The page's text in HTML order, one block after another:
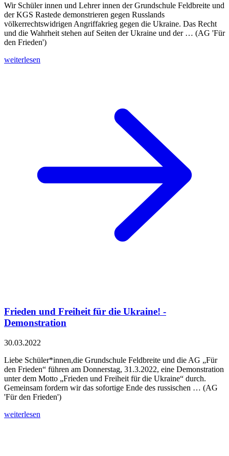
Wir Schüler innen und Lehrer innen der Grundschule Feldbreite und
der KGS Rastede demonstrieren gegen Russlands
völkerrechtswidrigen Angriffakrieg gegen die Ukraine. Das Recht
und die Wahrheit stehen auf Seiten der Ukraine und der … (AG 'Für
den Frieden')
weiterlesen
Frieden und Freiheit für die Ukraine! -
Demonstration
30.03.2022
Liebe Schüler*innen,die Grundschule Feldbreite und die AG „Für
den Frieden“ führen am Donnerstag, 31.3.2022, eine Demonstration
unter dem Motto „Frieden und Freiheit für die Ukraine“ durch.
Gemeinsam fordern wir das sofortige Ende des russischen … (AG
'Für den Frieden')
weiterlesen